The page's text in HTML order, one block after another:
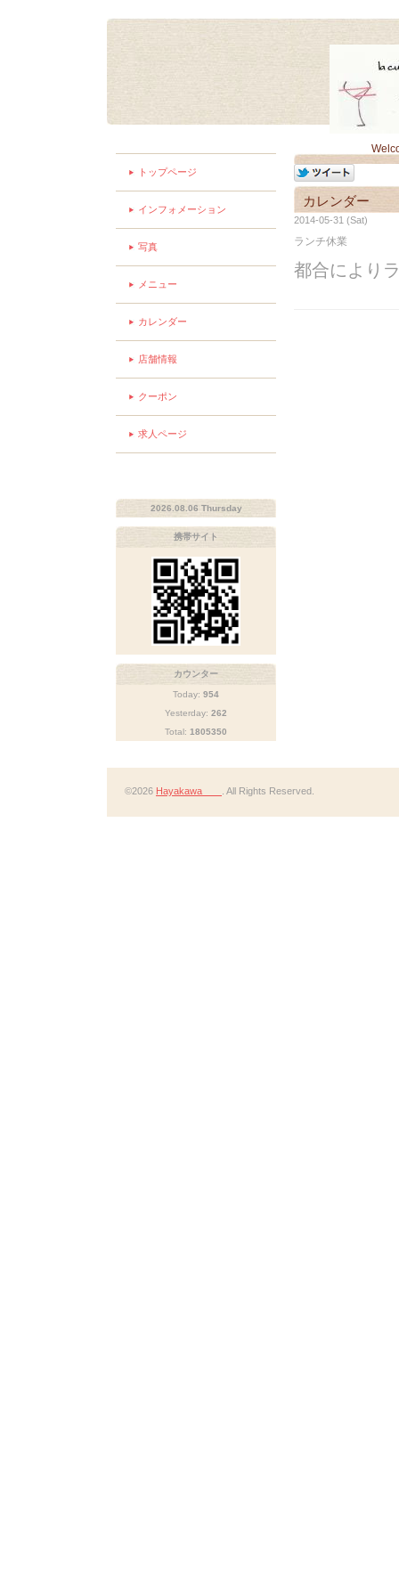
カレンダー
2014-05-31 (Sat)
ランチ休業
都合により
トップページ
インフォメーション
写真
メニュー
カレンダー
店舗情報
クーポン
求人ページ
2026.08.06 Thursday
携帯サイト
カウンター
Today: 954
Yesterday: 262
Total: 1805350
©2026 Hayakawa . All Rights Reserved.